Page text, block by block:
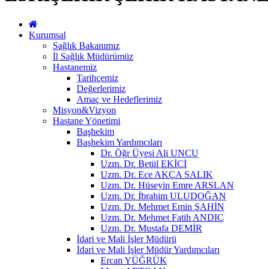
Kurumsal
Sağlık Bakanımız
İl Sağlık Müdürümüz
Hastanemiz
Tarihçemiz
Değerlerimiz
Amaç ve Hedeflerimiz
Misyon&Vizyon
Hastane Yönetimi
Başhekim
Başhekim Yardımcıları
Dr. Öğr Üyesi Ali UNCU
Uzm. Dr. Betül EKİCİ
Uzm. Dr. Ece AKÇA SALIK
Uzm. Dr. Hüseyin Emre ARSLAN
Uzm. Dr. İbrahim ULUDOĞAN
Uzm. Dr. Mehmet Emin ŞAHİN
Uzm. Dr. Mehmet Fatih ANDIÇ
Uzm. Dr. Mustafa DEMİR
İdari ve Mali İşler Müdürü
İdari ve Mali İşler Müdür Yardımcıları
Ercan YÜĞRÜK